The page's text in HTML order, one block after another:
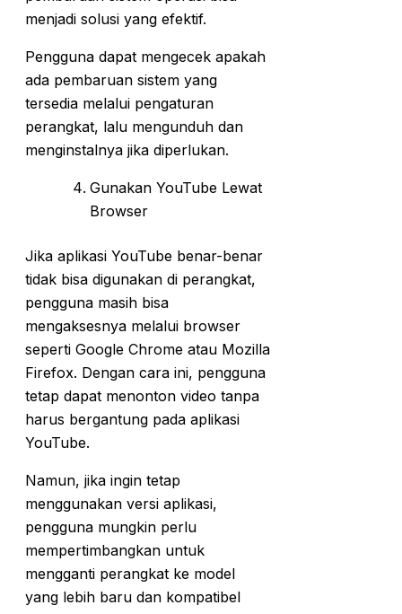
menjadi solusi yang efektif.
Pengguna dapat mengecek apakah
ada pembaruan sistem yang
tersedia melalui pengaturan
perangkat, lalu mengunduh dan
menginstalnya jika diperlukan.
Gunakan YouTube Lewat
Browser
Jika aplikasi YouTube benar-benar
tidak bisa digunakan di perangkat,
pengguna masih bisa
mengaksesnya melalui browser
seperti Google Chrome atau Mozilla
Firefox. Dengan cara ini, pengguna
tetap dapat menonton video tanpa
harus bergantung pada aplikasi
YouTube.
Namun, jika ingin tetap
menggunakan versi aplikasi,
pengguna mungkin perlu
mempertimbangkan untuk
mengganti perangkat ke model
yang lebih baru dan kompatibel